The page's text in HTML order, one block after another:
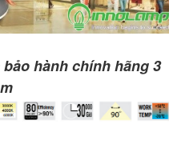
hành chính hãng 3